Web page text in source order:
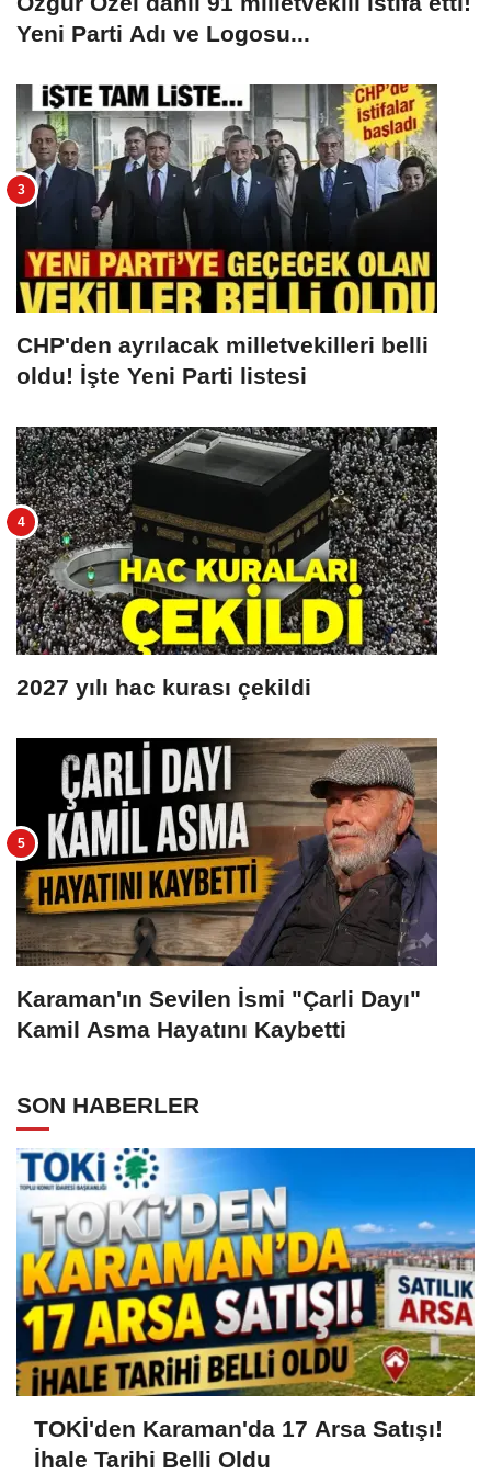
Yeni Parti Adı ve Logosu...
CHP'den ayrılacak milletvekilleri belli
oldu! İşte Yeni Parti listesi
2027 yılı hac kurası çekildi
Karaman'ın Sevilen İsmi "Çarli Dayı"
Kamil Asma Hayatını Kaybetti
SON HABERLER
TOKİ'den Karaman'da 17 Arsa Satışı!
İhale Tarihi Belli Oldu